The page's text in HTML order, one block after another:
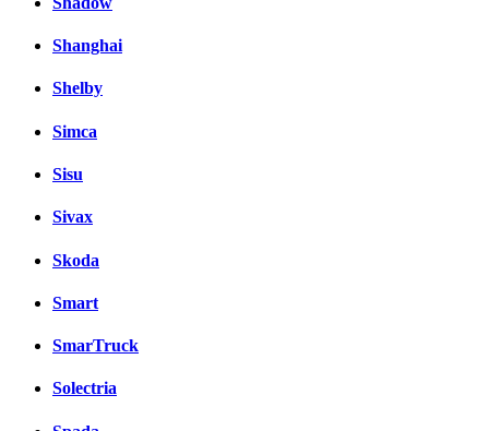
Shanghai
Shelby
Simca
Sisu
Sivax
Skoda
Smart
SmarTruck
Solectria